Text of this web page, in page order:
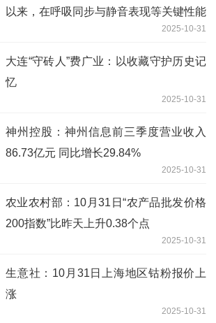
以来，在呼吸同步与静音表现等关键性能
2025-10-31
大连“守砖人”费广业：以收藏守护历史记
忆
2025-10-31
神州控股：神州信息前三季度营业收入
86.73亿元 同比增长29.84%
2025-10-31
农业农村部：10月31日“农产品批发价格
200指数”比昨天上升0.38个点
2025-10-31
生意社：10月31日上海地区钴粉报价上
涨
2025-10-31